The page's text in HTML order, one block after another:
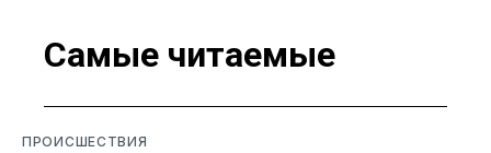
Самые читаемые
ПРОИСШЕСТВИЯ